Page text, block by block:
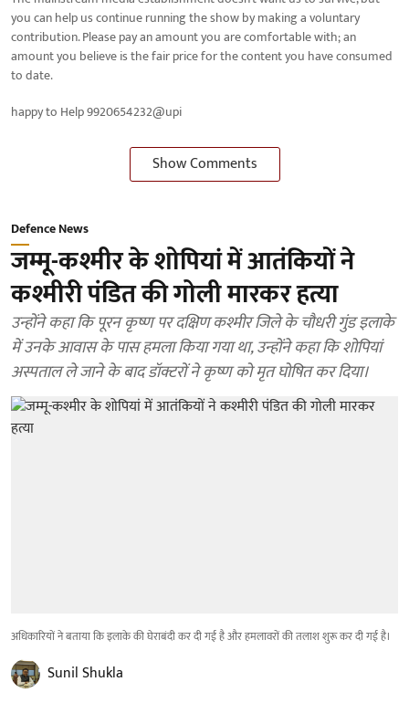
you can help us continue running the show by making a voluntary
contribution. Please pay an amount you are comfortable with; an
amount you believe is the fair price for the content you have consumed
to date.
happy to Help 9920654232@upi
Show Comments
Defence News
जम्मू-कश्मीर के शोपियां में आतंकियों ने
कश्मीरी पंडित की गोली मारकर हत्या
उन्होंने कहा कि पूरन कृष्ण पर दक्षिण कश्मीर जिले के चौधरी गुंड इलाके
में उनके आवास के पास हमला किया गया था, उन्होंने कहा कि शोपियां
अस्पताल ले जाने के बाद डॉक्टरों ने कृष्ण को मृत घोषित कर दिया।
अधिकारियों ने बताया कि इलाके की घेराबंदी कर दी गई है और हमलावरों की तलाश शुरू कर दी गई है।
Sunil Shukla